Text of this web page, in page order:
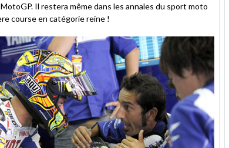
Il restera même dans les annales du sport moto
course en catégorie reine !